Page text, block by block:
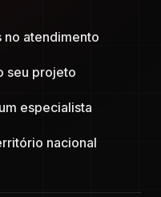
no atendimento
seu projeto
especialista
nacional